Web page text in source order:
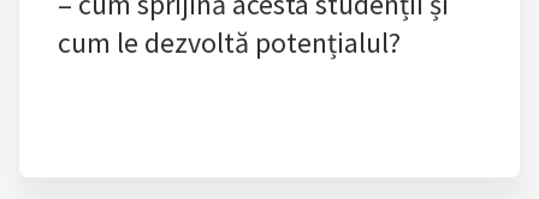
cum le dezvoltă potențialul?